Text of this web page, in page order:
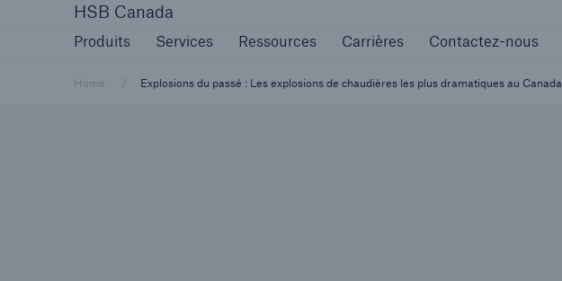
HSB Canada
Produits Services Ressources Carrières Contactez-nous
Home Explosions du passé : Les explosions de chaudières les plus dramatiques au Canada